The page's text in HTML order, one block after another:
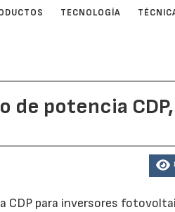
TECNOLOGÍA
de potencia
CDP para inversores